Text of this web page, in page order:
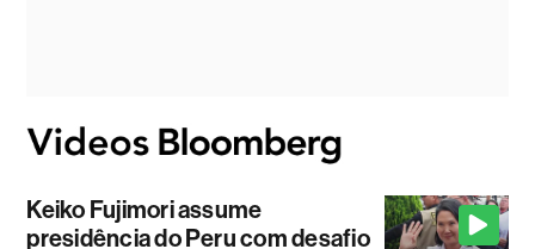
Keiko Fujimori assume
presidência do Peru com desafio